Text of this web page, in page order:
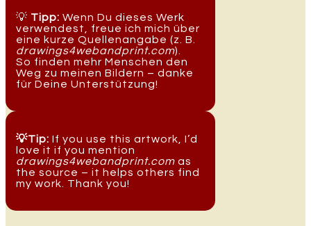
💡 Tipp: Wenn Du dieses Werk
verwendest, freue ich mich über
eine kurze Quellenangabe (z. B.
drawings4webandprint.com).
So finden mehr Menschen den
Weg zu meinen Bildern – danke
für Deine Unterstützung!
💡Tip: If you use this artwork, I’d
love it if you mention
drawings4webandprint.com as
the source – it helps others find
my work. Thank you!